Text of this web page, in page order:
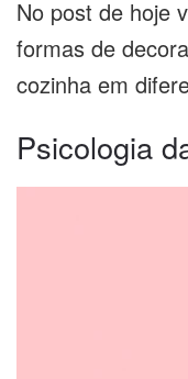
No post de hoje
formas de
cozinha em
Psicologia